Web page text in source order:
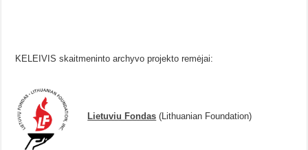
KELEIVIS skaitmeninto archyvo projekto remėjai:
Lietuviu Fondas (Lithuanian Foundation)